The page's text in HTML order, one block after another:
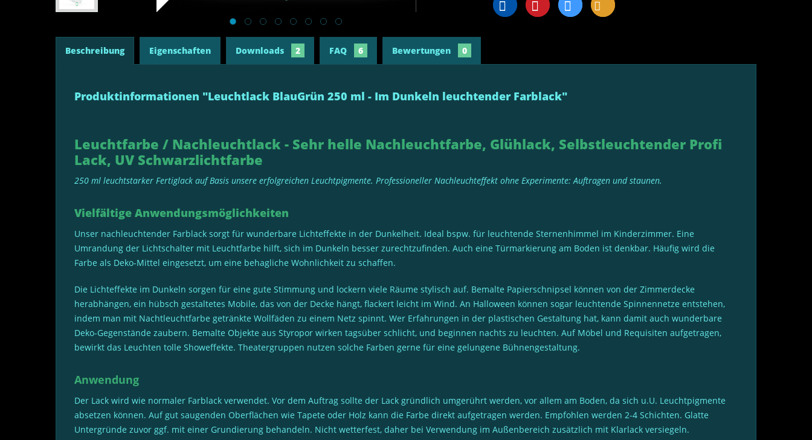
Beschreibung Eigenschaften Downloads 2 FAQ 6 Bewertungen 0
Produktinformationen "Leuchtlack BlauGrün 250 ml - Im Dunkeln leuchtender Farblack"
Leuchtfarbe / Nachleuchtlack - Sehr helle Nachleuchtfarbe, Glühlack, Selbstleuchtender Profi
Lack, UV Schwarzlichtfarbe
250 ml leuchtstarker Fertiglack auf Basis unsere erfolgreichen Leuchtpigmente. Professioneller Nachleuchteffekt ohne Experimente: Auftragen und staunen.
Vielfältige Anwendungsmöglichkeiten
Unser nachleuchtender Farblack sorgt für wunderbare Lichteffekte in der Dunkelheit. Ideal bspw. für leuchtende Sternenhimmel im Kinderzimmer. Eine
Umrandung der Lichtschalter mit Leuchtfarbe hilft, sich im Dunkeln besser zurechtzufinden. Auch eine Türmarkierung am Boden ist denkbar. Häufig wird die
Farbe als Deko-Mittel eingesetzt, um eine behagliche Wohnlichkeit zu schaffen.
Die Lichteffekte im Dunkeln sorgen für eine gute Stimmung und lockern viele Räume stylisch auf. Bemalte Papierschnipsel können von der Zimmerdecke
herabhängen, ein hübsch gestaltetes Mobile, das von der Decke hängt, flackert leicht im Wind. An Halloween können sogar leuchtende Spinnennetze entstehen,
indem man mit Nachtleuchtfarbe getränkte Wollfäden zu einem Netz spinnt. Wer Erfahrungen in der plastischen Gestaltung hat, kann damit auch wunderbare
Deko-Gegenstände zaubern. Bemalte Objekte aus Styropor wirken tagsüber schlicht, und beginnen nachts zu leuchten. Auf Möbel und Requisiten aufgetragen,
bewirkt das Leuchten tolle Showeffekte. Theatergruppen nutzen solche Farben gerne für eine gelungene Bühnengestaltung.
Anwendung
Der Lack wird wie normaler Farblack verwendet. Vor dem Auftrag sollte der Lack gründlich umgerührt werden, vor allem am Boden, da sich u.U. Leuchtpigmente
absetzen können. Auf gut saugenden Oberflächen wie Tapete oder Holz kann die Farbe direkt aufgetragen werden. Empfohlen werden 2-4 Schichten. Glatte
Untergründe zuvor ggf. mit einer Grundierung behandeln. Nicht wetterfest, daher bei Verwendung im Außenbereich zusätzlich mit Klarlack versiegeln.